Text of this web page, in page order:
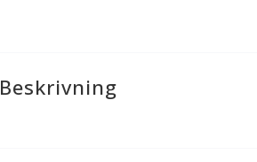
Beskrivning